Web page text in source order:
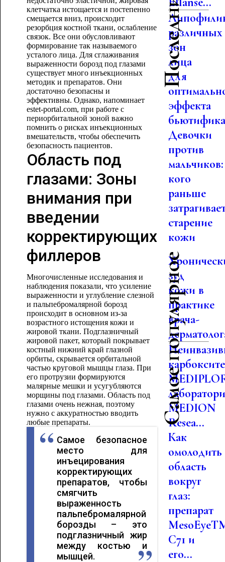
клетчатка истощается и постепенно
смещается вниз, происходит
резорбция костной ткани, ослабление
связок. Все они обусловливают
формирование так называемого
усталого лица. Для сглаживания
выраженности борозд под глазами
существует много инъекционных
методик и препаратов. Они
достаточно безопасны и
эффективны. Однако, напоминает
estet-portal.com, при работе с
периорбитальной зоной важно
помнить о рисках инъекционных
вмешательств, чтобы обеспечить
безопасность пациентов.
Область под
глазами: Зоны
внимания при
введении
корректирующих
филлеров
Многочисленные исследования и
наблюдения показали, что усиление
выраженности и углубление слезной
и пальпебромалярной борозд
происходит в основном из-за
возрастного истощения кожи и
жировой ткани. Подглазничный
жировой пакет, который покрывает
костный нижний край глазной
орбиты, скрывается орбитальной
частью круговой мышцы глаза. При
его протрузии формируются
малярные мешки и усугубляются
морщины под глазами. Область под
глазами очень нежная, поэтому
нужно с аккуратностью вводить
любые препараты.
Самое безопасное
место для
инъецирования
корректирующих
препаратов, чтобы
смягчить
выраженность
пальпебромалярной
борозды – это
подглазничный жир
между костью и
мышцей.
различных
зон
лица
для
эффекта
Девочки
против
мальчиков:
кого
раньше
старение
кожи
Самое популярное
зуд
кожи в
практике
врача-
MEDION
Resea...
Как
омолодить
область
вокруг
глаз:
препарат
C71 и
его...